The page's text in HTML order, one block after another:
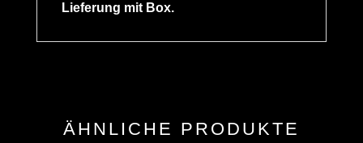
Lieferung mit Box.
ÄHNLICHE PRODUKTE